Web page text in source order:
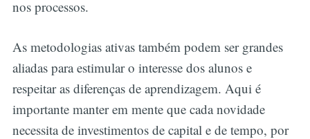
nos processos.
As metodologias ativas também podem ser grandes
aliadas para estimular o interesse dos alunos e
respeitar as diferenças de aprendizagem. Aqui é
importante manter em mente que cada novidade
necessita de investimentos de capital e de tempo, por